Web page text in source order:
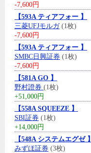
-7,600円
【593A ティアフォー 】
三菱UFJモルガ(1枚)
-7,600円
【593A ティアフォー 】
SMBC日興証券 (1枚)
-7,600円
【581A GO 】
野村證券 (1枚)
+51,000円
【558A SQUEEZE 】
SBI証券 (1枚)
+14,000円
【548A システムエグゼ 】
みずほ証券 (3枚)